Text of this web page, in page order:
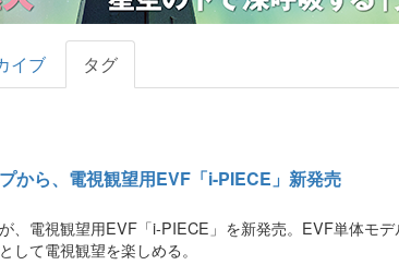
イブ タグ
から、電視観望用EVF「i-PIECE」新発売
、電視観望用EVF「i-PIECE」を新発売。EVF単体モ
して電視観望を楽しめる。